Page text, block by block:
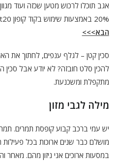
אגב תוכלו לרכוש מטען שכזה ועוד
20% באמצעות שימוש בקוד קופון get20 ע"י
הבא>>>
סכין קטן – לגלף ענפים, לחתוך את
להכין סלט חובזה? לא יודע אבל
מתקפלת ומשכנעת.
מילה לגבי מזון
יש עמי ברכב קבוע קופסת תמרים.
מושלם כבר שנים ארוכות בכל